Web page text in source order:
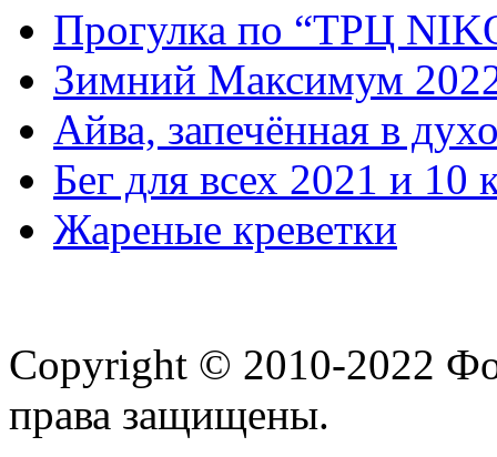
Прогулка по “ТРЦ
Зимний Максимум
Айва, запечённая в
Бег для всех 2021 и 10
Жареные креветки
Copyright © 2010-2022
права защищены.